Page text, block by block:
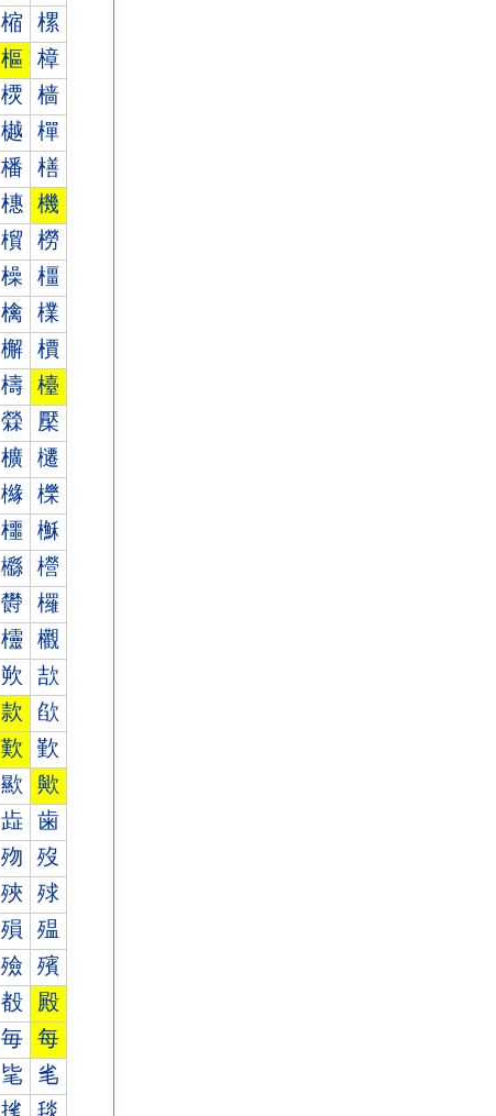
樎 樏
樞 樟
樮 樯
樾 樿
橎 橏
橞 機
橮 橯
橾 橿
檎 檏
檞 檟
檮 檯
檾 檿
櫎 櫏
櫞 櫟
櫮 櫯
櫾 櫿
欎 欏
欞 欟
欮 欯
款 欿
歎 歏
歞 歟
歮 歯
歾 歿
殎 殏
殞 殟
殮 殯
殾 殿
毎 每
毞 毟
毮 毯